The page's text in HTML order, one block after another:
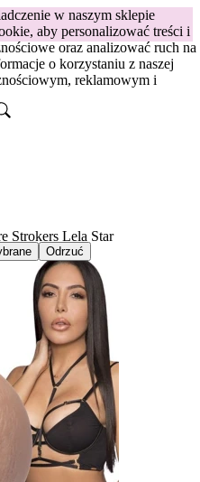
w naszym sklepie
aby personalizować treści i
oraz analizować ruch na
o korzystaniu z naszej
reklamowym i
Odrzuć
Strokers Lela Star